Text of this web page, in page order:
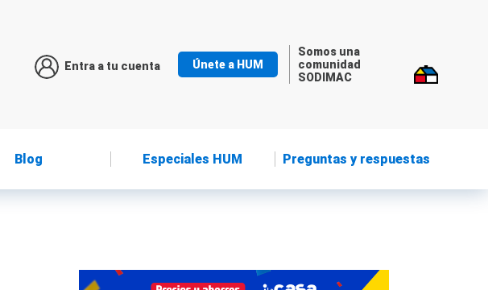
Entra a tu cuenta Únete a HUM
Somos una
comunidad
SODIMAC
Blog Especiales HUM Preguntas y respuestas